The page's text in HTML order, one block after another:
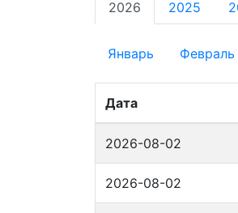
2026 2025
Январь Февраль
Дата
2026-08-02
2026-08-02